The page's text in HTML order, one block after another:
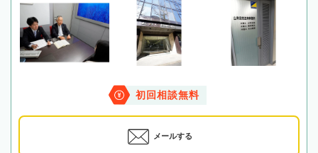
初回相談無料
メールする